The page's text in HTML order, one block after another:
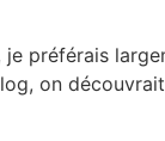
je préférais
on